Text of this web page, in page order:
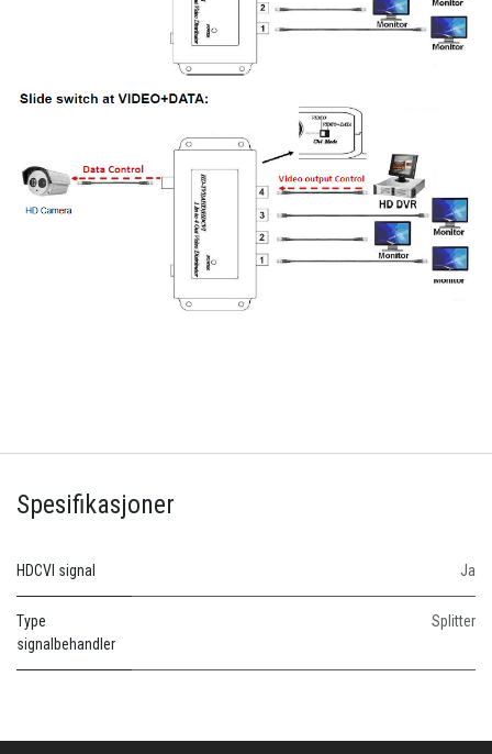
Spesifikasjoner
HDCVI signal Ja
Type
signalbehandler
Splitter